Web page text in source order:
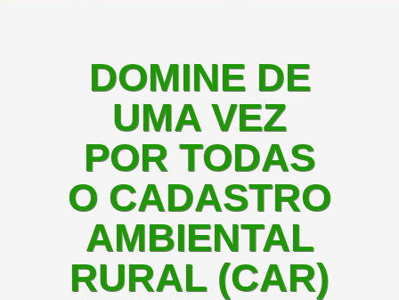
DOMINE DE
UMA VEZ
POR TODAS
O CADASTRO
AMBIENTAL
RURAL (CAR)